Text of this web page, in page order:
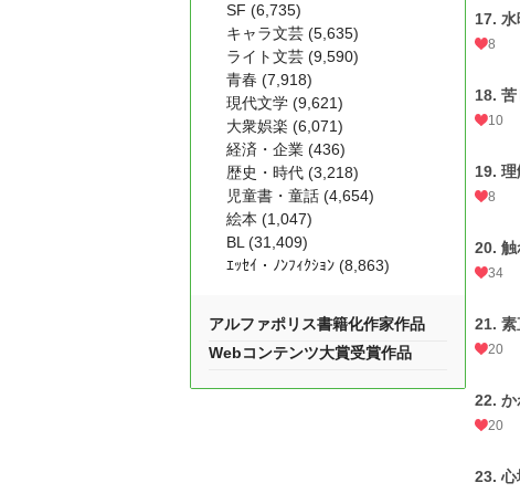
17.
8
18.
10
19.
8
20. 触
34
21. 素
20
22. か
20
23. 心
SF (6,735)
キャラ文芸 (5,635)
ライト文芸 (9,590)
青春 (7,918)
現代文学 (9,621)
大衆娯楽 (6,071)
経済・企業 (436)
歴史・時代 (3,218)
児童書・童話 (4,654)
絵本 (1,047)
BL (31,409)
ｴｯｾｲ・ﾉﾝﾌｨｸｼｮﾝ (8,863)
アルファポリス書籍化作家作品
Webコンテンツ大賞受賞作品